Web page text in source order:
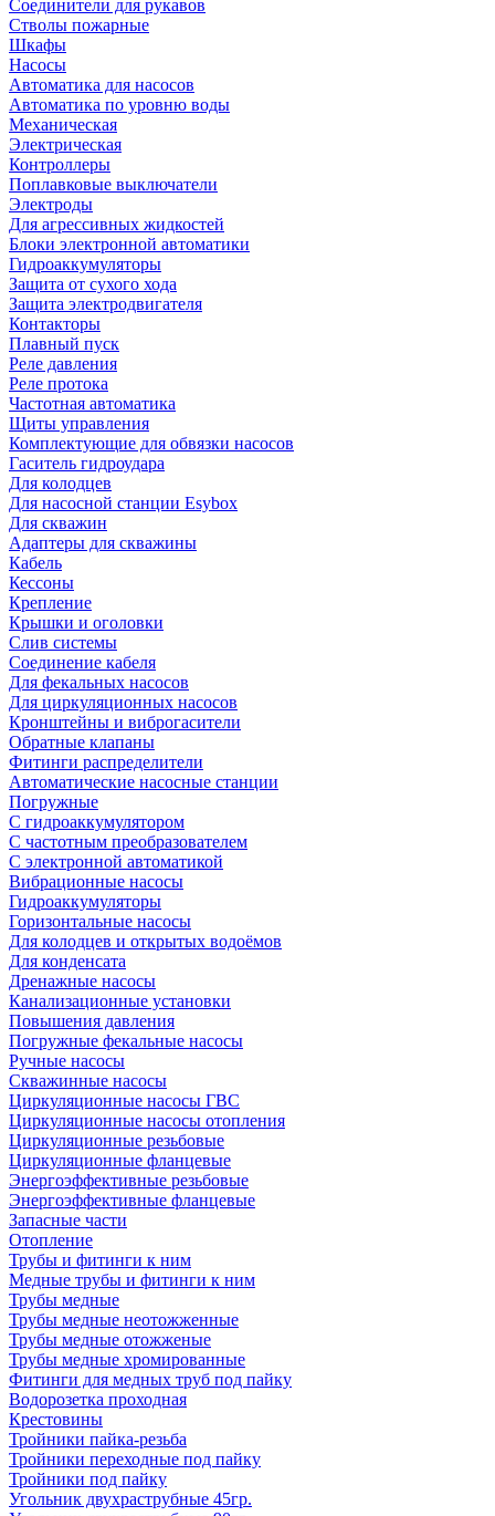
Соединители для рукавов
Стволы пожарные
Шкафы
Насосы
Автоматика для насосов
Автоматика по уровню воды
Механическая
Электрическая
Контроллеры
Поплавковые выключатели
Электроды
Для агрессивных жидкостей
Блоки электронной автоматики
Гидроаккумуляторы
Защита от сухого хода
Защита электродвигателя
Контакторы
Плавный пуск
Реле давления
Реле протока
Частотная автоматика
Щиты управления
Комплектующие для обвязки насосов
Гаситель гидроудара
Для колодцев
Для насосной станции Esybox
Для скважин
Адаптеры для скважины
Кабель
Кессоны
Крепление
Крышки и оголовки
Слив системы
Соединение кабеля
Для фекальных насосов
Для циркуляционных насосов
Кронштейны и виброгасители
Обратные клапаны
Фитинги распределители
Автоматические насосные станции
Погружные
С гидроаккумулятором
С частотным преобразователем
С электронной автоматикой
Вибрационные насосы
Гидроаккумуляторы
Горизонтальные насосы
Для колодцев и открытых водоёмов
Для конденсата
Дренажные насосы
Канализационные установки
Повышения давления
Погружные фекальные насосы
Ручные насосы
Скважинные насосы
Циркуляционные насосы ГВС
Циркуляционные насосы отопления
Циркуляционные резьбовые
Циркуляционные фланцевые
Энергоэффективные резьбовые
Энергоэффективные фланцевые
Запасные части
Отопление
Трубы и фитинги к ним
Медные трубы и фитинги к ним
Трубы медные
Трубы медные неотожженные
Трубы медные отожженые
Трубы медные хромированные
Фитинги для медных труб под пайку
Водорозетка проходная
Крестовины
Тройники пайка-резьба
Тройники переходные под пайку
Тройники под пайку
Угольник двухраструбные 45гр.